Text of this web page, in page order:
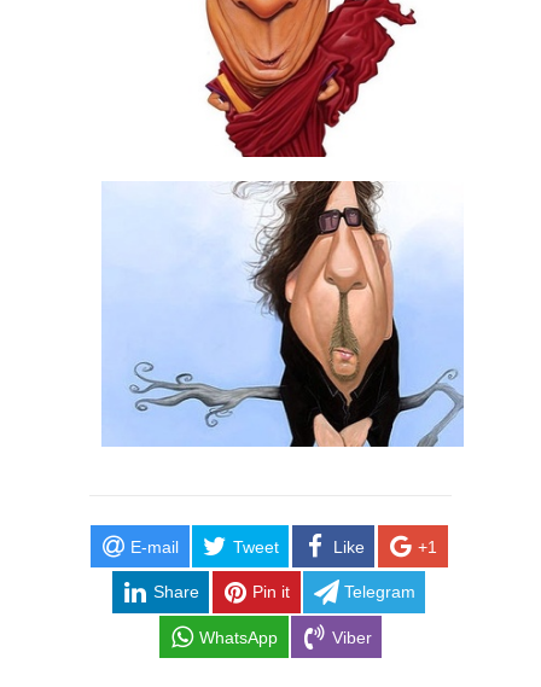
E-mail Tweet Like +1
Share Pin it Telegram
WhatsApp Viber